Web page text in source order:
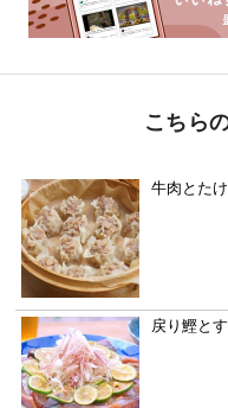
こちら
牛肉とた
戻り鰹と